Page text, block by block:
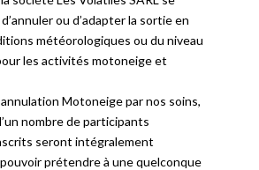
ou d’adapter la sortie en
météorologiques ou du niveau
les activités motoneige et
annulation Motoneige par nos soins,
nombre de participants
seront intégralement
prétendre à une quelconque